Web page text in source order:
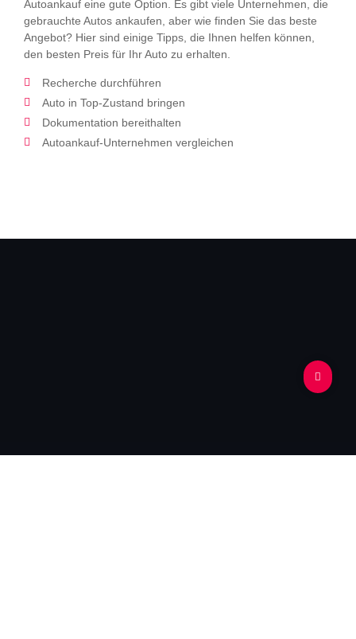
Autoankauf eine gute Option. Es gibt viele Unternehmen, die
gebrauchte Autos ankaufen, aber wie finden Sie das beste
Angebot? Hier sind einige Tipps, die Ihnen helfen können,
den besten Preis für Ihr Auto zu erhalten.
Recherche durchführen
Auto in Top-Zustand bringen
Dokumentation bereithalten
Autoankauf-Unternehmen vergleichen